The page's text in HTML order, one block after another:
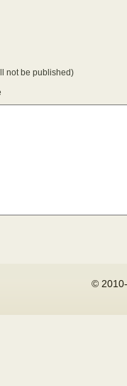
not be published)
©